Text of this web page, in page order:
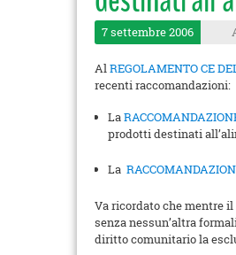
7 settembre 2006
AlREGOLAMENTO CE
recenti raccomandazioni:
La
prodotti destinati
La
Va ricordato che mentre
senza nessun’altra
diritto comunitario la